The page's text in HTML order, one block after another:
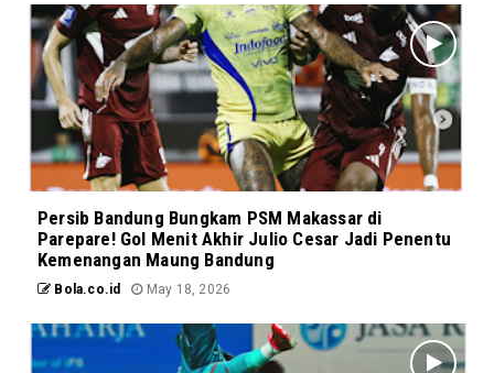
Persib Bandung Bungkam PSM Makassar di
Parepare! Gol Menit Akhir Julio Cesar Jadi Penentu
Kemenangan Maung Bandung
Bola.co.id May 18, 2026